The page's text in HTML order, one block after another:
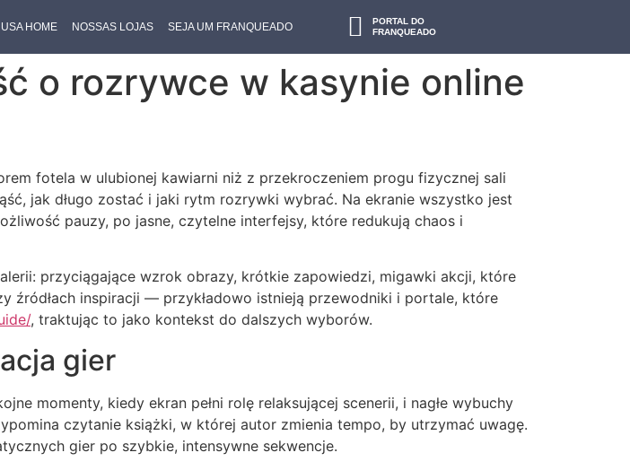
HOME NOSSAS LOJAS SEJA UM FRANQUEADO
PORTAL DO
FRANQUEADO
o rozrywce w kasynie online
fotela w ulubionej kawiarni niż z przekroczeniem progu fizycznej sali
jak długo zostać i jaki rytm rozrywki wybrać. Na ekranie wszystko jest
pauzy, po jasne, czytelne interfejsy, które redukują chaos i
przyciągające wzrok obrazy, krótkie zapowiedzi, migawki akcji, które
źródłach inspiracji — przykładowo istnieją przewodniki i portale, które
, traktując to jako kontekst do dalszych wyborów.
gier
momenty, kiedy ekran pełni rolę relaksującej scenerii, i nagłe wybuchy
czytanie książki, w której autor zmienia tempo, by utrzymać uwagę.
gier po szybkie, intensywne sekwencje.